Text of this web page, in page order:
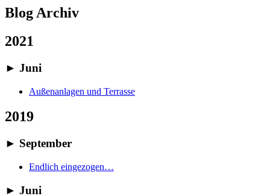
Blog Archiv
2021
► Juni
Außenanlagen und Terrasse
2019
► September
Endlich eingezogen…
► Juni